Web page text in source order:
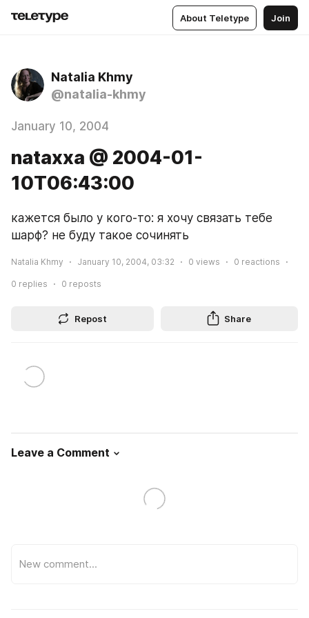
About Teletype Join
Natalia Khmy
@natalia-khmy
January 10, 2004
nataxxa @ 2004-01-
10T06:43:00
кажется было у кого-то: я хочу связать тебе
шарф? не буду такое сочинять
Natalia Khmy January 10, 2004, 03:32 0 views 0 reactions
0 replies 0 reposts
Repost Share
Leave a Comment